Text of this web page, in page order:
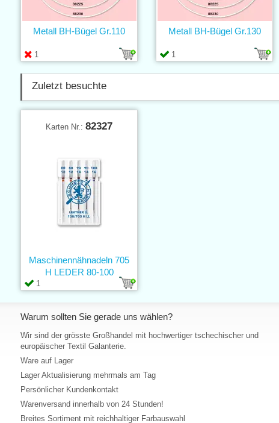
1
Metall BH-Bügel Gr.110
1
Metall BH-Bügel Gr.130
Zuletzt besuchte
Karten Nr.: 82327
1
Maschinennähnadeln 705
H LEDER 80-100
Warum sollten Sie gerade uns wählen?
Wir sind der grösste Großhandel mit hochwertiger tschechischer und
europäischer Textil Galanterie.
Ware auf Lager
Lager Aktualisierung mehrmals am Tag
Persönlicher Kundenkontakt
Warenversand innerhalb von 24 Stunden!
Breites Sortiment mit reichhaltiger Farbauswahl